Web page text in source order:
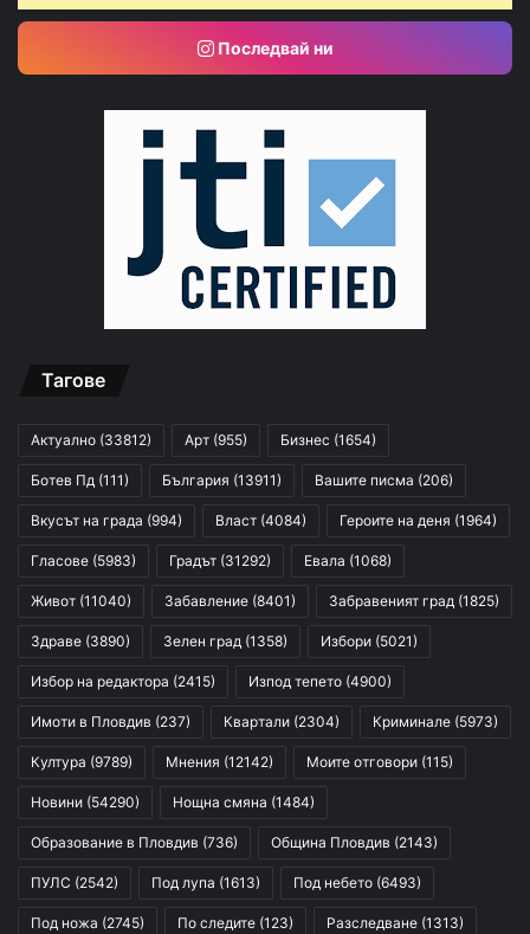
Последвай ни
Тагове
Актуално (33812) Арт (955) Бизнес (1654)
Ботев Пд (111) България (13911) Вашите писма (206)
Вкусът на града (994) Власт (4084) Героите на деня (1964)
Гласове (5983) Градът (31292) Евала (1068)
Живот (11040) Забавление (8401) Забравеният град (1825)
Здраве (3890) Зелен град (1358) Избори (5021)
Избор на редактора (2415) Изпод тепето (4900)
Имоти в Пловдив (237) Квартали (2304) Криминале (5973)
Култура (9789) Мнения (12142) Моите отговори (115)
Новини (54290) Нощна смяна (1484)
Образование в Пловдив (736) Община Пловдив (2143)
ПУЛС (2542) Под лупа (1613) Под небето (6493)
Под ножа (2745) По следите (123) Разследване (1313)